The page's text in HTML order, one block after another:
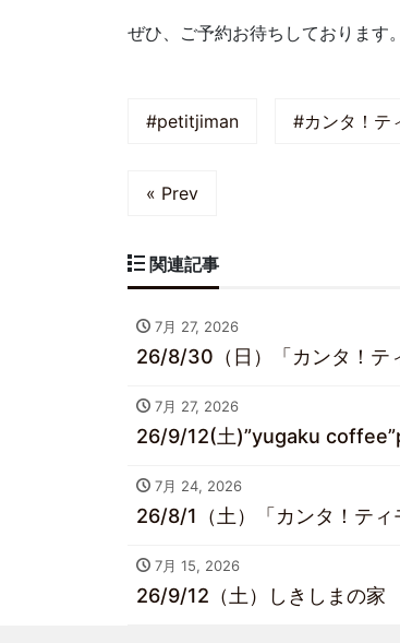
ぜひ、ご予約お待ちしております。
#petitjiman #カンタ！テ
« Prev
関連記事
7月 27, 2026
26/8/30（日）「カンタ！テ
7月 27, 2026
26/9/12(土)”yugaku
7月 24, 2026
26/8/1（土）「カンタ！テ
7月 15, 2026
26/9/12（土）しきしまの家